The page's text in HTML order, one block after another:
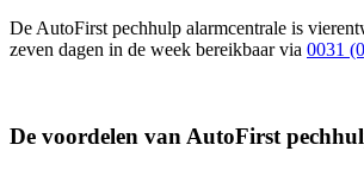
De AutoFirst pechhulp alarmcentrale is
zeven dagen in de week bereikbaar via 0031
De voordelen van AutoFirst